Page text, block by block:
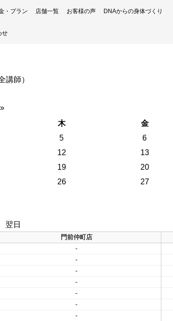
・プラン 店舗一覧 お客様の声 DNAからの身体づくり
せ
講師）
»
木 金
5 6
12 13
19 20
26 27
翌日
門前仲町店
-
-
-
-
-
-
-